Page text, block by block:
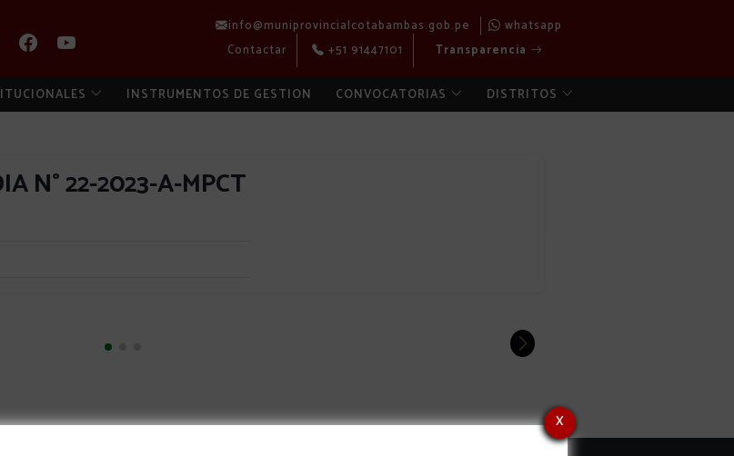
info@muniprovincialcotabambas.gob.pe
whatsapp
Contactar
+51 91447101 Transparencia
INSTRUMENTOS DE GESTION CONVOCATORIAS DISTRITOS
N° 22-2023-A-MPCT
x